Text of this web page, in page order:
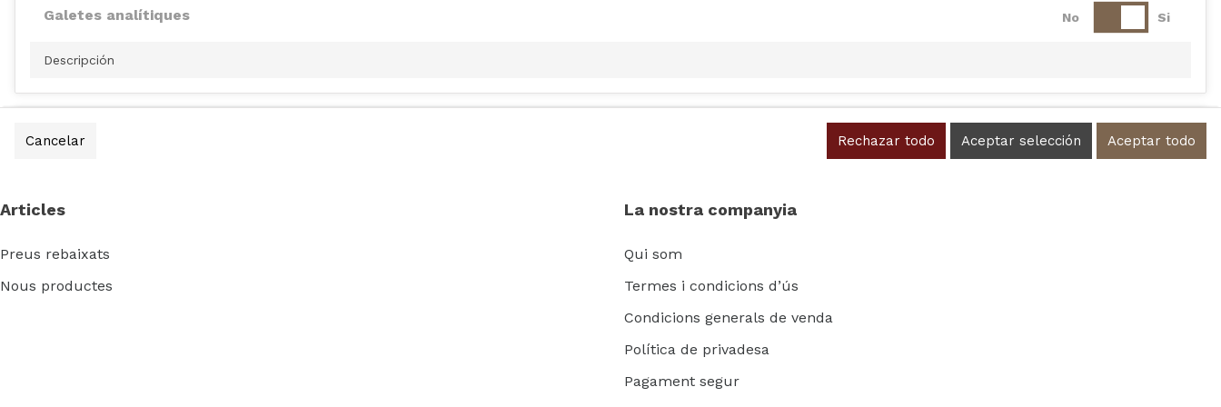
Galetes analítiques No Si
Descripción
Galetes de rendiment No Si
Altres tipus de galetes
Cancelar Rechazar todo Aceptar selección Aceptar todo
Articles
Preus rebaixats
Nous productes
La nostra companyia
Qui som
Termes i condicions d’ús
Condicions generals de venda
Política de privadesa
Pagament segur